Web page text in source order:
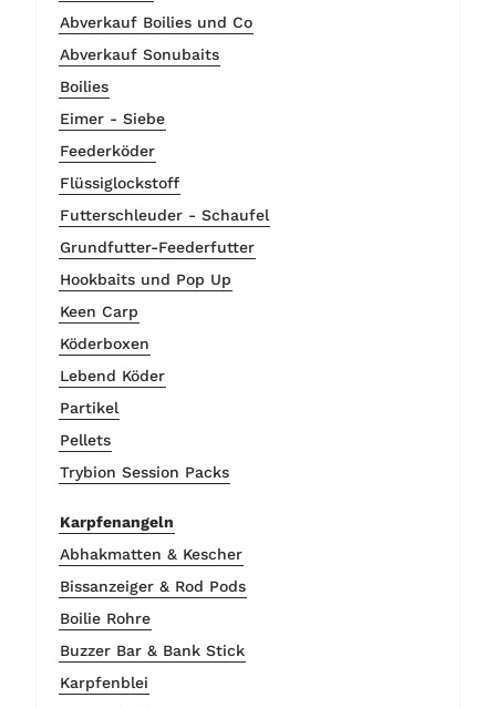
Abverkauf Boilies und Co
Abverkauf Sonubaits
Boilies
Eimer - Siebe
Feederköder
Flüssiglockstoff
Futterschleuder - Schaufel
Grundfutter-Feederfutter
Hookbaits und Pop Up
Keen Carp
Köderboxen
Lebend Köder
Partikel
Pellets
Trybion Session Packs
Karpfenangeln
Abhakmatten & Kescher
Bissanzeiger & Rod Pods
Boilie Rohre
Buzzer Bar & Bank Stick
Karpfenblei